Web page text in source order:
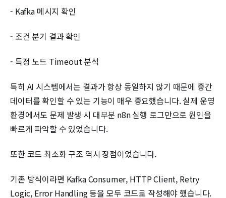
- Kafka 메시지 확인
- 조건 분기 결과 확인
- 특정 노드 Timeout 분석
특히 AI 시스템에서는 결과가 항상 동일하지 않기 때문에 중간
데이터를 확인할 수 있는 기능이 매우 중요했습니다. 실제 운영
환경에서도 문제 발생 시 대부분 n8n 실행 로그만으로 원인을
빠르게 파악할 수 있었습니다.
또한 코드 최소화 구조 역시 장점이었습니다.
기존 방식이라면 Kafka Consumer, HTTP Client, Retry
Logic, Error Handling 등을 모두 코드로 작성해야 했습니다.